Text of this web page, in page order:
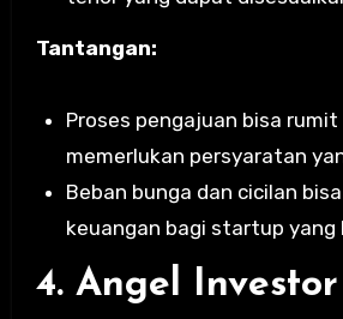
Tantangan:
Proses pengajuan bisa rumit
memerlukan persyaratan
Beban bunga dan cicilan
keuangan bagi startup yang
4. Angel Investor